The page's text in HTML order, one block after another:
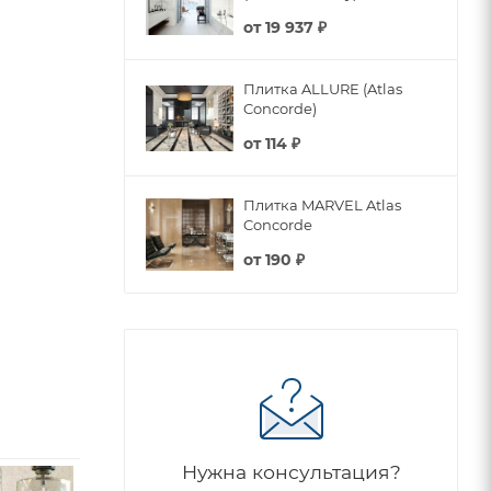
от19 937 ₽
Плитка ALLURE (Atlas
Concorde)
от114 ₽
Плитка MARVEL Atlas
Concorde
от190 ₽
Нужна консультация?